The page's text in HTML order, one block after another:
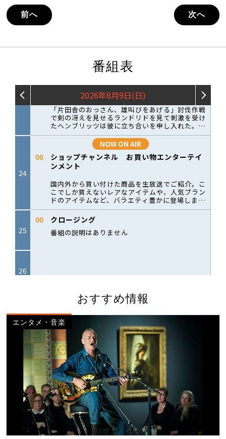
前へ 次へ
番組表
おすすめ情報
エンタメ・音楽